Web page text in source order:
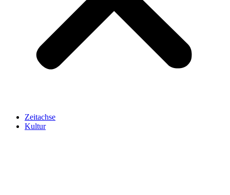
Zeitachse
Kultur